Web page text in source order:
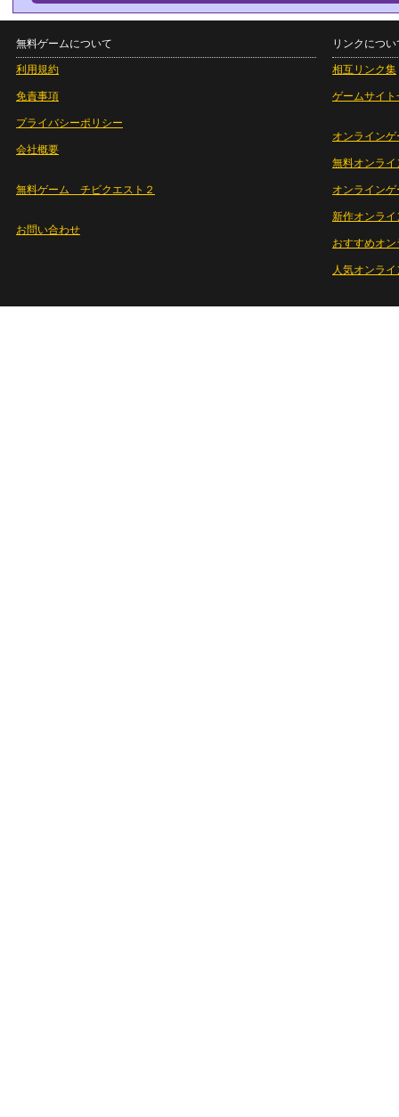
無料ゲームについて
利用規約
免責事項
プライバシーポリシー
会社概要
無料ゲーム チビクエスト２
お問い合わせ
リンクについ
相互リンク集
ゲームサイト
オンラインゲ
無料オンライ
オンライン
新作オンライ
おすすめオ
人気オンラ